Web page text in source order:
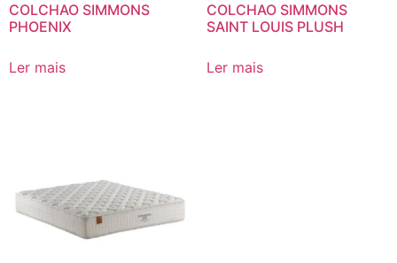
COLCHAO SIMMONS
PHOENIX
Ler mais
COLCHAO SIMMONS
SAINT LOUIS PLUSH
Ler mais